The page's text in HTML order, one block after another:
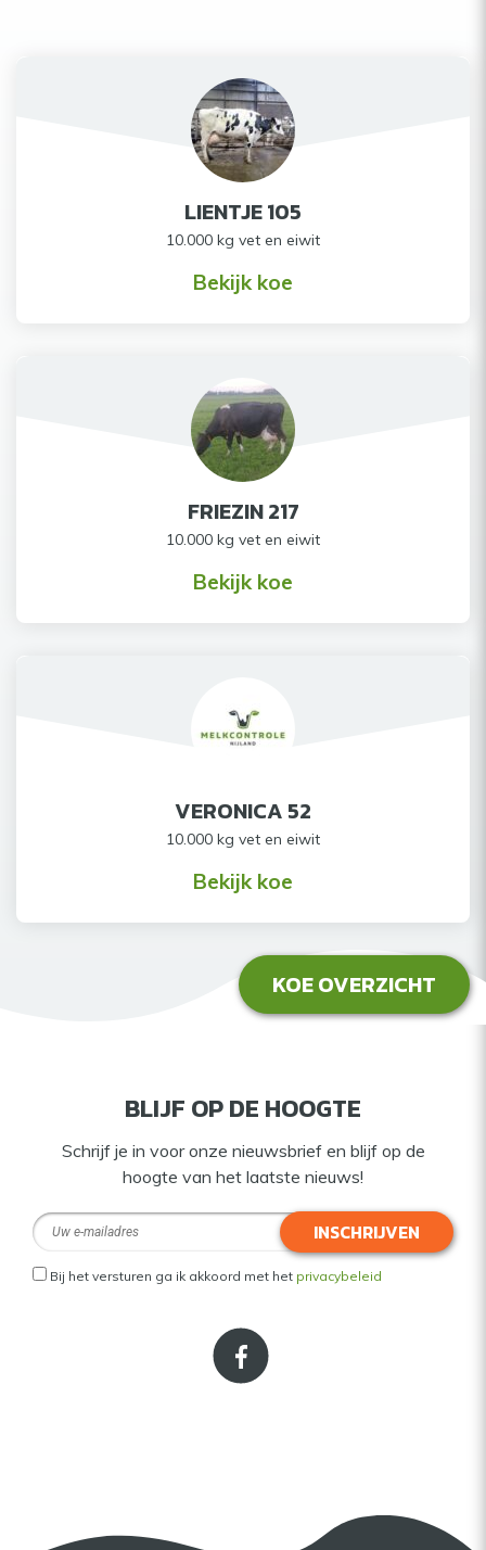
LIENTJE 105
10.000 kg vet en eiwit
Bekijk koe
FRIEZIN 217
10.000 kg vet en eiwit
Bekijk koe
VERONICA 52
10.000 kg vet en eiwit
Bekijk koe
KOE OVERZICHT
BLIJF OP DE HOOGTE
Schrijf je in voor onze nieuwsbrief en blijf op de
hoogte van het laatste nieuws!
INSCHRIJVEN
Bij het versturen ga ik akkoord met het privacybeleid